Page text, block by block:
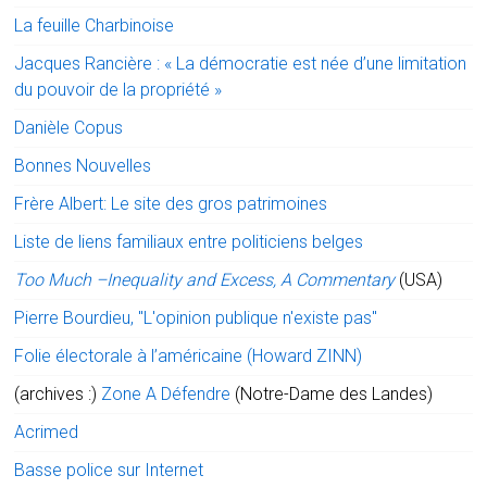
La feuille Charbinoise
Jacques Rancière : « La démocratie est née d’une limitation
du pouvoir de la propriété »
Danièle Copus
Bonnes Nouvelles
Frère Albert: Le site des gros patrimoines
Liste de liens familiaux entre politiciens belges
Too Much –Inequality and Excess, A Commentary (USA)
Pierre Bourdieu, "L'opinion publique n'existe pas"
Folie électorale à l’américaine (Howard ZINN)
(archives :) Zone A Défendre (Notre-Dame des Landes)
Acrimed
Basse police sur Internet